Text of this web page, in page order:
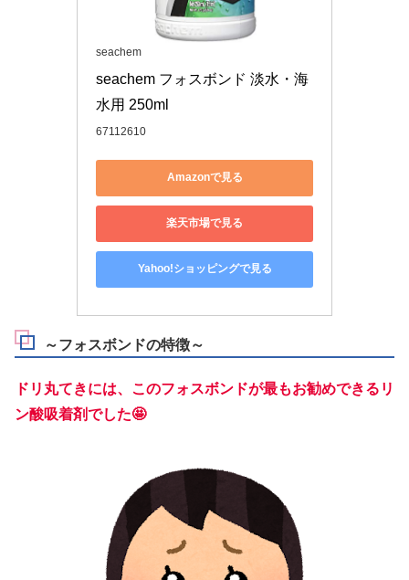
seachem
seachem フォスボンド 淡水・海
水用 250ml
67112610
Amazonで見る
楽天市場で見る
Yahoo!ショッピングで見る
～フォスボンドの特徴～
ドリ丸てきには、このフォスボンドが最もお勧めできるリ
ン酸吸着剤でした🤩